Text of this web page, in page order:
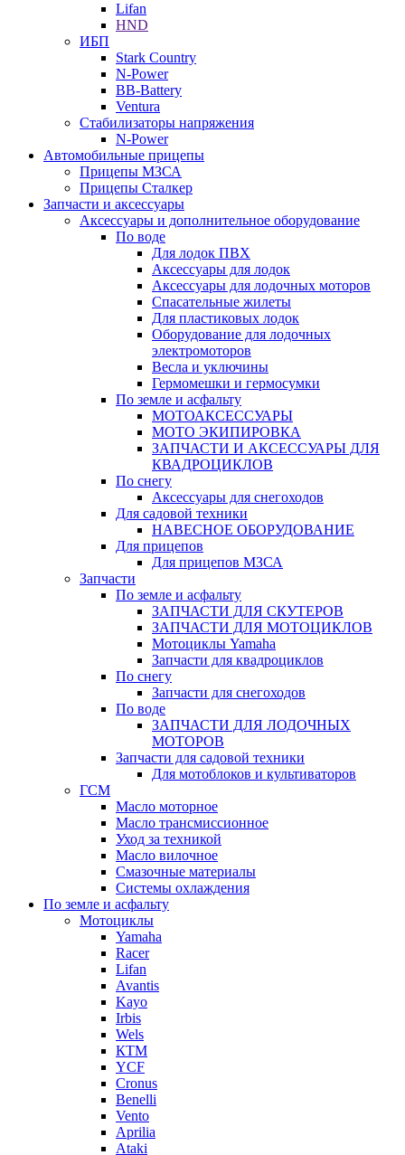
Lifan
HND
ИБП
Stark Country
N-Power
BB-Battery
Ventura
Стабилизаторы напряжения
N-Power
Автомобильные прицепы
Прицепы МЗСА
Прицепы Сталкер
Запчасти и аксессуары
Аксессуары и дополнительное оборудование
По воде
Для лодок ПВХ
Аксессуары для лодок
Аксессуары для лодочных моторов
Спасательные жилеты
Для пластиковых лодок
Оборудование для лодочных
электромоторов
Весла и уключины
Гермомешки и гермосумки
По земле и асфальту
МОТОАКСЕССУАРЫ
МОТО ЭКИПИРОВКА
ЗАПЧАСТИ И АКСЕССУАРЫ ДЛЯ
КВАДРОЦИКЛОВ
По снегу
Аксессуары для снегоходов
Для садовой техники
НАВЕСНОЕ ОБОРУДОВАНИЕ
Для прицепов
Для прицепов МЗСА
Запчасти
По земле и асфальту
ЗАПЧАСТИ ДЛЯ СКУТЕРОВ
ЗАПЧАСТИ ДЛЯ МОТОЦИКЛОВ
Мотоциклы Yamaha
Запчасти для квадроциклов
По снегу
Запчасти для снегоходов
По воде
ЗАПЧАСТИ ДЛЯ ЛОДОЧНЫХ
МОТОРОВ
Запчасти для садовой техники
Для мотоблоков и культиваторов
ГСМ
Масло моторное
Масло трансмиссионное
Уход за техникой
Масло вилочное
Смазочные материалы
Системы охлаждения
По земле и асфальту
Мотоциклы
Yamaha
Racer
Lifan
Avantis
Kayo
Irbis
Wels
КТМ
YCF
Cronus
Benelli
Vento
Aprilia
Ataki